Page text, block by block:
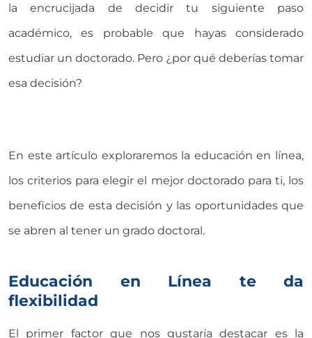
la encrucijada de decidir tu siguiente paso
académico, es probable que hayas considerado
estudiar un doctorado. Pero ¿por qué deberías tomar
esa decisión?
En este artículo exploraremos la educación en línea,
los criterios para elegir el mejor doctorado para ti, los
beneficios de esta decisión y las oportunidades que
se abren al tener un grado doctoral.
Educación en Línea te da
flexibilidad
El primer factor que nos gustaría destacar es la